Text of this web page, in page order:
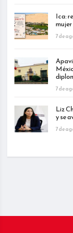
Ica:
7 de
7 de
Liz
y se
7 de